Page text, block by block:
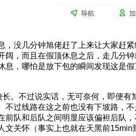
，没几分钟旭佬赶了上来让大家赶
阔，而且在假顶休息之后，走几分
息，哪怕是放下包的瞬间发现这是
。不过说实话，无可奈何，即便
不过线路在这之前也没有下坡路，
前队和后队之间明显应该偏袒后队
关怀（事实上也就在天黑前15min